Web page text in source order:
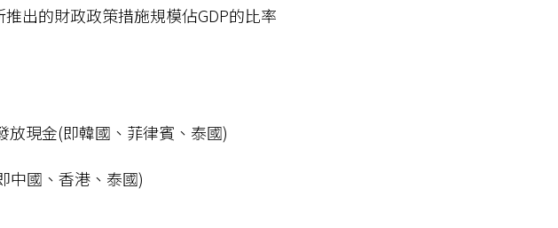
出的財政政策措施規模佔GDP的比率
放現金(即韓國、菲律賓、泰國)
中國、香港、泰國)